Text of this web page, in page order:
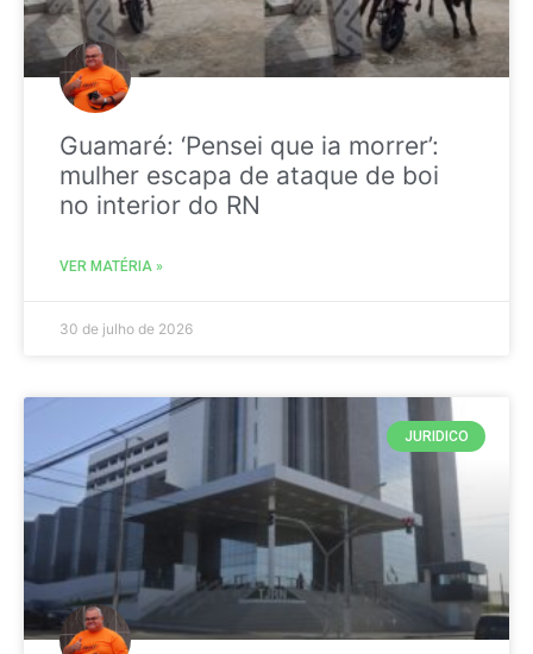
Guamaré: ‘Pensei que ia morrer’:
mulher escapa de ataque de boi
no interior do RN
VER MATÉRIA »
30 de julho de 2026
JURIDICO